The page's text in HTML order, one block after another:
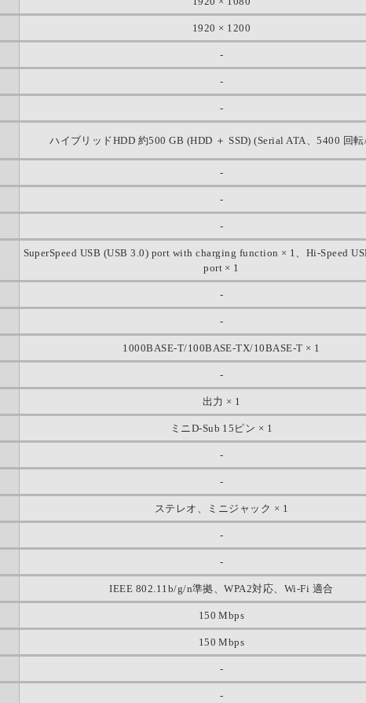
1920 × 1200
-
-
-
ハイブリッドHDD 約500 GB (HDD ＋ SSD) (Serial ATA、5400 回
-
-
-
SuperSpeed USB (USB 3.0) port with charging function × 1、Hi-Speed
port × 1
-
-
1000BASE-T/100BASE-TX/10BASE-T × 1
-
出力 × 1
ミニD-Sub 15ピン × 1
-
-
ステレオ、ミニジャック × 1
-
-
IEEE 802.11b/g/n準拠、WPA2対応、Wi-Fi 適合
150 Mbps
150 Mbps
-
-